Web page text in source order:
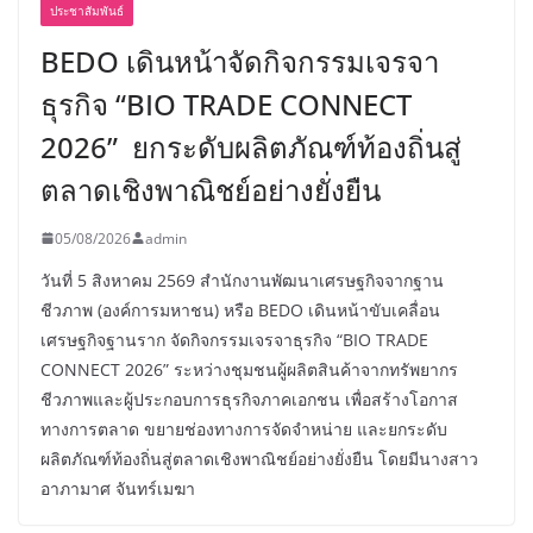
ประชาสัมพันธ์
BEDO เดินหน้าจัดกิจกรรมเจรจา
ธุรกิจ “BIO TRADE CONNECT
2026” ยกระดับผลิตภัณฑ์ท้องถิ่นสู่
ตลาดเชิงพาณิชย์อย่างยั่งยืน
05/08/2026 admin
วันที่ 5 สิงหาคม 2569 สำนักงานพัฒนาเศรษฐกิจจากฐาน
ชีวภาพ (องค์การมหาชน) หรือ BEDO เดินหน้าขับเคลื่อน
เศรษฐกิจฐานราก จัดกิจกรรมเจรจาธุรกิจ “BIO TRADE
CONNECT 2026” ระหว่างชุมชนผู้ผลิตสินค้าจากทรัพยากร
ชีวภาพและผู้ประกอบการธุรกิจภาคเอกชน เพื่อสร้างโอกาส
ทางการตลาด ขยายช่องทางการจัดจำหน่าย และยกระดับ
ผลิตภัณฑ์ท้องถิ่นสู่ตลาดเชิงพาณิชย์อย่างยั่งยืน โดยมีนางสาว
อาภามาศ จันทร์เมฆา